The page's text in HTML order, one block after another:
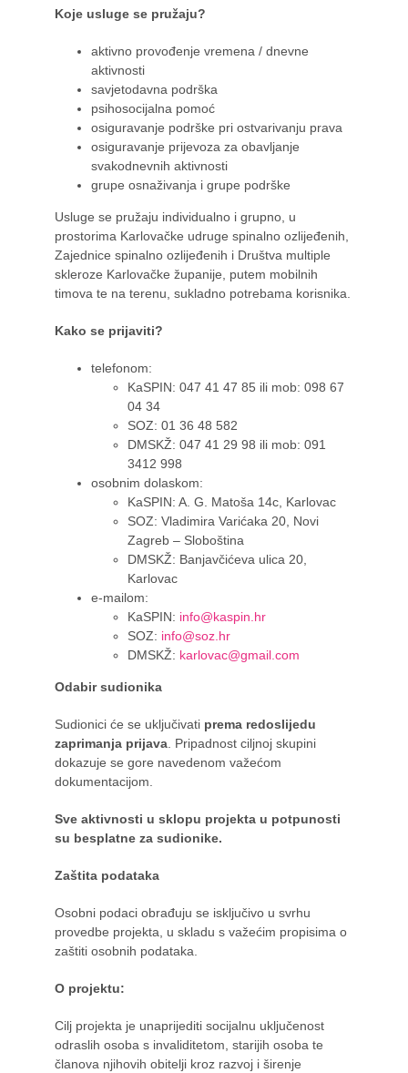
Koje usluge se pružaju?
aktivno provođenje vremena / dnevne
aktivnosti
savjetodavna podrška
psihosocijalna pomoć
osiguravanje podrške pri ostvarivanju prava
osiguravanje prijevoza za obavljanje
svakodnevnih aktivnosti
grupe osnaživanja i grupe podrške
Usluge se pružaju individualno i grupno, u
prostorima Karlovačke udruge spinalno ozlijeđenih,
Zajednice spinalno ozlijeđenih i Društva multiple
skleroze Karlovačke županije, putem mobilnih
timova te na terenu, sukladno potrebama korisnika.
Kako se prijaviti?
telefonom:
KaSPIN: 047 41 47 85 ili mob: 098 67
04 34
SOZ: 01 36 48 582
DMSKŽ: 047 41 29 98 ili mob: 091
3412 998
osobnim dolaskom:
KaSPIN: A. G. Matoša 14c, Karlovac
SOZ: Vladimira Varićaka 20, Novi
Zagreb – Sloboština
DMSKŽ: Banjavčićeva ulica 20,
Karlovac
e-mailom:
KaSPIN: info@kaspin.hr
SOZ: info@soz.hr
DMSKŽ: karlovac@gmail.com
Odabir sudionika
Sudionici će se uključivati prema redoslijedu
zaprimanja prijava. Pripadnost ciljnoj skupini
dokazuje se gore navedenom važećom
dokumentacijom.
Sve aktivnosti u sklopu projekta u potpunosti
su besplatne za sudionike.
Zaštita podataka
Osobni podaci obrađuju se isključivo u svrhu
provedbe projekta, u skladu s važećim propisima o
zaštiti osobnih podataka.
O projektu:
Cilj projekta je unaprijediti socijalnu uključenost
odraslih osoba s invaliditetom, starijih osoba te
članova njihovih obitelji kroz razvoj i širenje